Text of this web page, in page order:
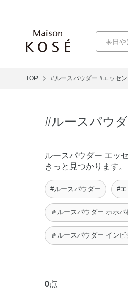
TOP #ルースパウダー #エッセ
#ルースパウ
ルースパウダー エッ
きっと見つかります。
#ルースパウダー #
＃ルースパウダー ホホバ
＃ルースパウダー インビ
0点